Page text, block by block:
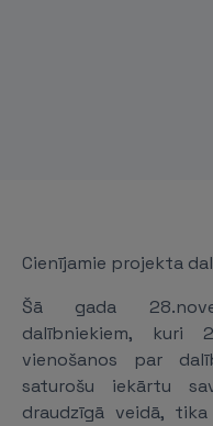
Cienījamie projekta
Šā gada
dalībniekiem, kuri
vienošanos par
saturošu iekārtu
draudzīgā veidā,